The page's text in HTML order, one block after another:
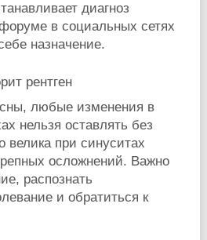
диагноз
в социальных сетях
назначение.
любые изменения в
нельзя оставлять без
велика при синуситах
осложнений. Важно
распознать
и обратиться к